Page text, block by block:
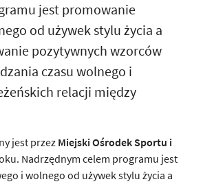
jest promowanie
od używek stylu życia a
pozytywnych wzorców
czasu wolnego i
relacji między
jest przez Miejski Ośrodek Sportu i
Nadrzędnym celem programu jest
i wolnego od używek stylu życia a